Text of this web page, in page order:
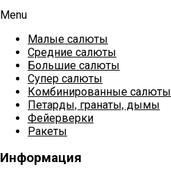
Menu
Малые салюты
Средние салюты
Большие салюты
Супер салюты
Комбинированные салюты
Петарды, гранаты, дымы
Фейерверки
Ракеты
Информация